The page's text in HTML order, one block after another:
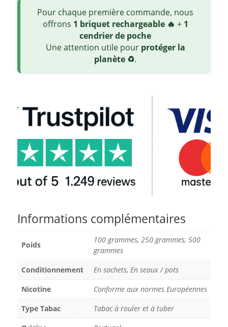
Pour chaque première commande, nous
offrons 1 briquet rechargeable 🔥 + 1
cendrier de poche
Une attention utile pour protéger la
planète ♻️.
Informations complémentaires
Poids
100 grammes, 250 grammes, 500
grammes
Conditionnement
En sachets, En seaux / pots
Nicotine
Conforme aux normes Européennes
Type Tabac
Tabac à rouler et à tuber